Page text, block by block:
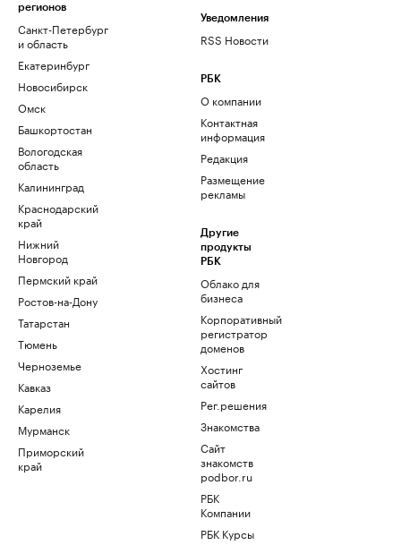
регионов
Санкт-Петербург
и область
Екатеринбург
Новосибирск
Омск
Башкортостан
Вологодская
область
Калининград
Краснодарский
край
Нижний
Новгород
Пермский край
Ростов-на-Дону
Татарстан
Тюмень
Черноземье
Кавказ
Карелия
Мурманск
Приморский
край
Уведомления
RSS Новости
РБК
О компании
Контактная
информация
Редакция
Размещение
рекламы
Другие
продукты
РБК
Облако для
бизнеса
Корпоративный
регистратор
доменов
Хостинг
сайтов
Рег.решения
Знакомства
Сайт
знакомств
podbor.ru
РБК
Компании
РБК Курсы